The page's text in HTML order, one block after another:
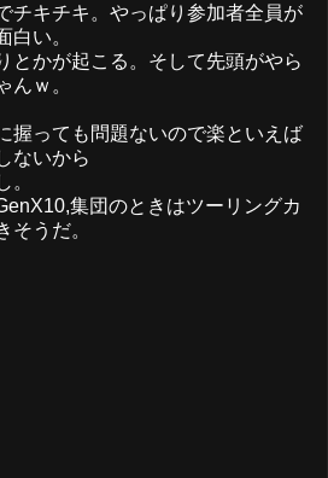
チキチキ。やっぱり参加者全員が
白い。
とかが起こる。そして先頭がやら
んｗ。
握っても問題ないので楽といえば
ないから
。
集団のときはツーリングカ
そうだ。